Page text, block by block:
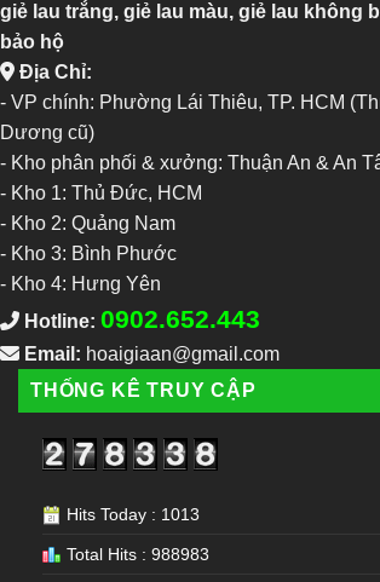
giẻ lau trắng, giẻ lau màu, giẻ lau không
bảo hộ
Địa Chỉ:
- VP chính: Phường Lái Thiêu, TP. HCM
Dương cũ)
- Kho phân phối & xưởng: Thuận An & An
- Kho 1: Thủ Đức, HCM
- Kho 2: Quảng Nam
- Kho 3: Bình Phước
- Kho 4: Hưng Yên
Hotline: 0902.652.443
Email: hoaigiaan@gmail.com
THỐNG KÊ TRUY CẬP
Hits Today : 1013
Total Hits : 988983